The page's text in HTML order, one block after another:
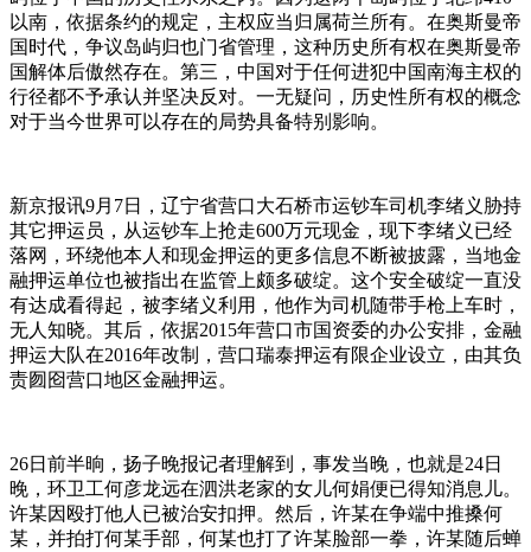
以南，依据条约的规定，主权应当归属荷兰所有。在奥斯曼帝
国时代，争议岛屿归也门省管理，这种历史所有权在奥斯曼帝
国解体后傲然存在。第三，中国对于任何进犯中国南海主权的
行径都不予承认并坚决反对。一无疑问，历史性所有权的概念
对于当今世界可以存在的局势具备特别影响。
新京报讯9月7日，辽宁省营口大石桥市运钞车司机李绪义胁持
其它押运员，从运钞车上抢走600万元现金，现下李绪义已经
落网，环绕他本人和现金押运的更多信息不断被披露，当地金
融押运单位也被指出在监管上颇多破绽。这个安全破绽一直没
有达成看得起，被李绪义利用，他作为司机随带手枪上车时，
无人知晓。其后，依据2015年营口市国资委的办公安排，金融
押运大队在2016年改制，营口瑞泰押运有限企业设立，由其负
责囫囵营口地区金融押运。
26日前半晌，扬子晚报记者理解到，事发当晚，也就是24日
晚，环卫工何彦龙远在泗洪老家的女儿何娟便已得知消息儿。
许某因殴打他人已被治安扣押。然后，许某在争端中推搡何
某，并拍打何某手部，何某也打了许某脸部一拳，许某随后蝉